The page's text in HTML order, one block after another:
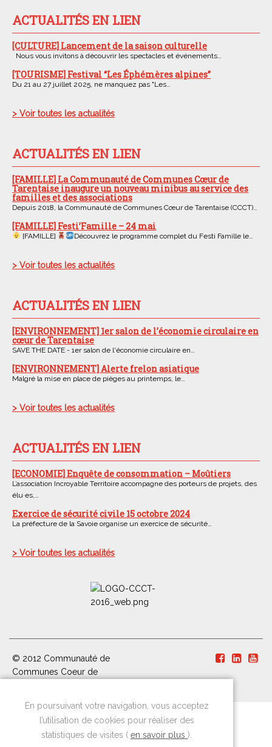
En poursuivant votre navigation, vous acceptez
l’utilisation de cookies pour réaliser des
statistiques de visites ( en savoir plus ).
ACTUALITÉS EN LIEN
[CULTURE] Lancement de la saison culturelle
Nous vous invitons à découvrir les spectacles et événements…
[TOURISME] Festival “Les Éphémères alpines”
Du 21 au 27 juillet 2025, ne manquez pas "Les…
> Voir toutes les actualités
ACTUALITÉS EN LIEN
[FAMILLE] La Communauté de Communes Cœur de
Tarentaise inaugure un nouveau minibus au service des
familles et des associations
Depuis 2018, la Communauté de Communes Cœur de Tarentaise (CCCT)…
[FAMILLE] Festi’Famille – 24 mai
[FAMILLE] Découvrez le programme complet du Festi Famille le…
> Voir toutes les actualités
ACTUALITÉS EN LIEN
[ENVIRONNEMENT] 1er salon de l’économie circulaire en
cœur de Tarentaise
SAVE THE DATE - 1er salon de l'économie circulaire en…
[ENVIRONNEMENT] Alerte frelon asiatique
Malgré la mise en place de pièges au printemps, le…
> Voir toutes les actualités
ACTUALITÉS EN LIEN
[ECONOMIE] Enquête de consommation – Moûtiers
L’association Incroyable Territoire accompagne des porteurs de projets, des
élu·es,…
Exercice de sécurité civile 15 octobre 2024
La préfecture de la Savoie organise un exercice de sécurité…
> Voir toutes les actualités
© 2012 Communauté de
Communes Coeur de